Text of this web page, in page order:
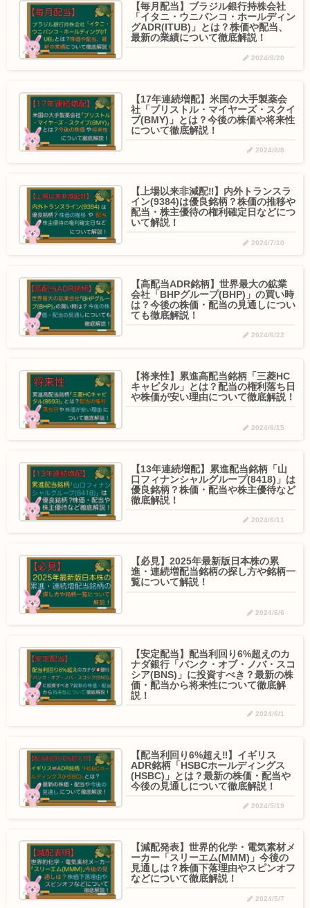
【毎月配当】ブラジル銀行持株会社
「イタニ・ウニバンコ・ホールディン
グADR(ITUB)」とは？株価や配当、
最新の業績について徹底解説！
2024/8/20
【17年連続増配】米国の大手製薬会
社「ブリストル・マイヤーズ・スクイ
ブ(BMY)」とは？今後の株価や将来性
について徹底解説！
2024/8/8
【上場以来非減配‼️】内外トランスラ
イン(9384)は優良銘柄？株価の推移や
配当・株主優待の権利確定日などにつ
いて解説！
2024/7/10
【高配当ADR銘柄】世界最大の鉱業
会社「BHPグループ(BHP)」の買い時
は？今後の株価・配当の見通しについ
ても徹底解説！
2024/6/22
【将来性】累進高配当銘柄「三菱HC
キャピタル」とは？配当の権利落ち日
や株価が安い理由について徹底解説！
2024/6/15
【13年連続増配】累進配当銘柄「山
口フィナンシャルグループ(8418)」は
優良銘柄？株価・配当や株主優待など
徹底解説！
2024/6/11
【必見】2025年最新版日本株の累
進・連続増配当銘柄の探し方や銘柄一
覧について解説！
2024/6/6
【安定配当】配当利回り6%超えのカ
ナダ銀行「バンク・オブ・ノバ・スコ
シア(BNS)」に投資すべき？最新の株
価・配当から将来性について徹底解
説！
2024/6/1
【配当利回り6%超え‼️】イギリス
ADR銘柄「HSBCホールディングス
(HSBC)」とは？最新の株価・配当や
今後の見通しについて徹底解説！
2024/5/19
【減配発表】世界的化学・電気素材メ
ーカー「スリーエム(MMM)」今後の
見通しは？株価下落理由やスピンオフ
などについて徹底解説！
2024/5/7